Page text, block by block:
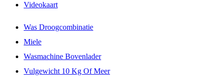
Videokaart
Was Droogcombinatie
Miele
Wasmachine Bovenlader
Vulgewicht 10 Kg Of Meer